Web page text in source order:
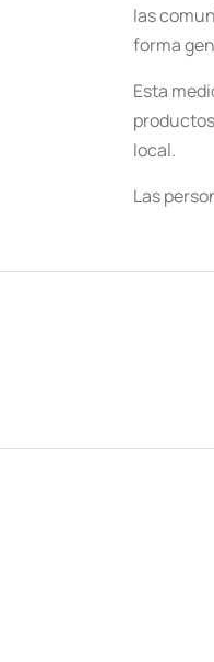
las
forma
Esta
local.
Las